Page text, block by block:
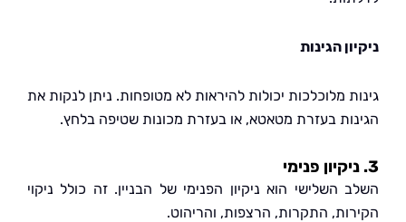
הגינות
מלוכלכות יכולות להיראות לא מטופחות. ניתן לנקות את
בעזרת מטאטא, או בעזרת מכונות שטיפה בלחץ.
השלישי הוא ניקיון הפנימי של הבניין. זה כולל ניקוי
התקרות, הרצפות, והריהוט.